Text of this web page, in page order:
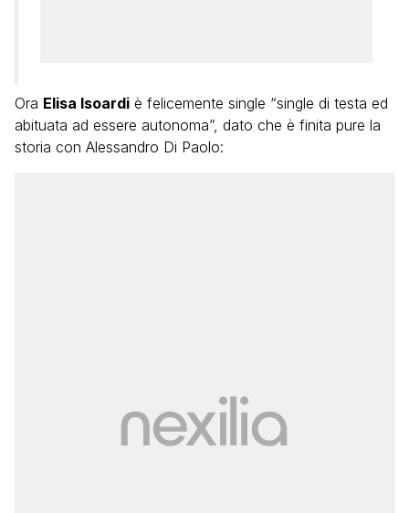
Ora Elisa Isoardi è felicemente single “single di testa ed
abituata ad essere autonoma”, dato che è finita pure la
storia con Alessandro Di Paolo: